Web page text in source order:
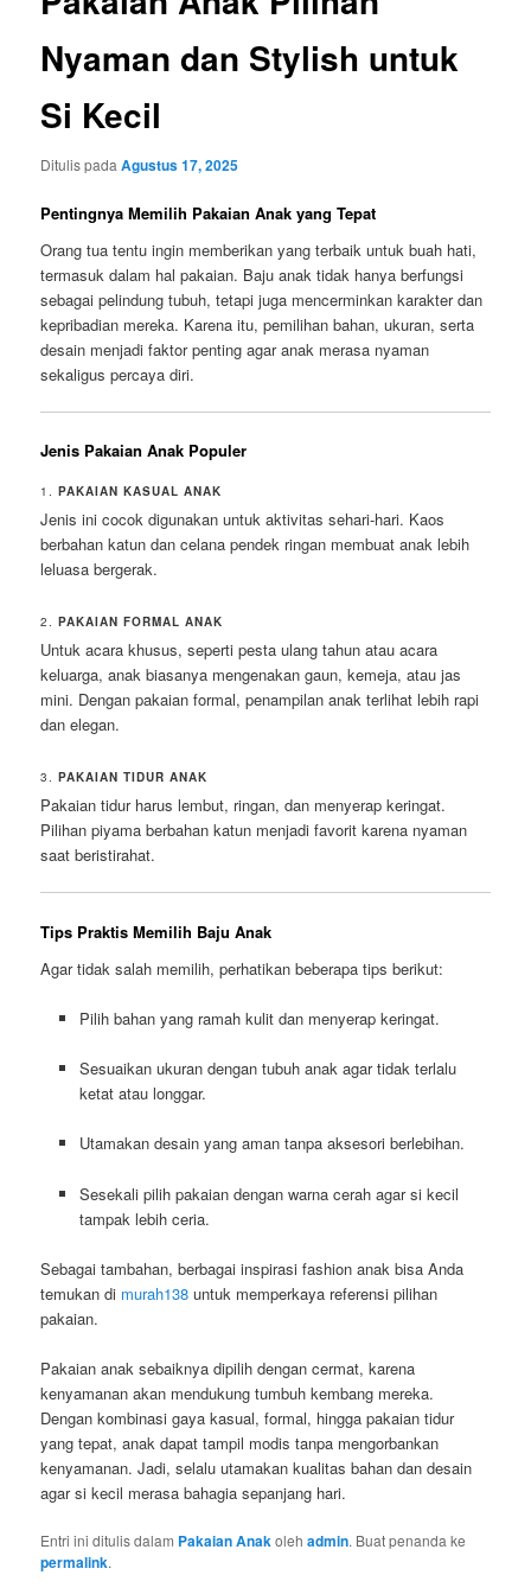
Nyaman dan Stylish untuk
Si Kecil
Ditulis padaAgustus 17, 2025
Pentingnya Memilih Pakaian Anak yang Tepat
Orang tua tentu ingin memberikan yang terbaik untuk buah hati,
termasuk dalam hal pakaian. Baju anak tidak hanya berfungsi
sebagai pelindung tubuh, tetapi juga mencerminkan karakter dan
kepribadian mereka. Karena itu, pemilihan bahan, ukuran, serta
desain menjadi faktor penting agar anak merasa nyaman
sekaligus percaya diri.
Jenis Pakaian Anak Populer
1.PAKAIAN KASUAL ANAK
Jenis ini cocok digunakan untuk aktivitas sehari-hari. Kaos
berbahan katun dan celana pendek ringan membuat anak lebih
leluasa bergerak.
2.PAKAIAN FORMAL ANAK
Untuk acara khusus, seperti pesta ulang tahun atau acara
keluarga, anak biasanya mengenakan gaun, kemeja, atau jas
mini. Dengan pakaian formal, penampilan anak terlihat lebih rapi
dan elegan.
3.PAKAIAN TIDUR ANAK
Pakaian tidur harus lembut, ringan, dan menyerap keringat.
Pilihan piyama berbahan katun menjadi favorit karena nyaman
saat beristirahat.
Tips Praktis Memilih Baju Anak
Agar tidak salah memilih, perhatikan beberapa tips berikut:
Pilih bahan yang ramah kulit dan menyerap keringat.
Sesuaikan ukuran dengan tubuh anak agar tidak terlalu
ketat atau longgar.
Utamakan desain yang aman tanpa aksesori berlebihan.
Sesekali pilih pakaian dengan warna cerah agar si kecil
tampak lebih ceria.
Sebagai tambahan, berbagai inspirasi fashion anak bisa Anda
temukan di murah138 untuk memperkaya referensi pilihan
pakaian.
Pakaian anak sebaiknya dipilih dengan cermat, karena
kenyamanan akan mendukung tumbuh kembang mereka.
Dengan kombinasi gaya kasual, formal, hingga pakaian tidur
yang tepat, anak dapat tampil modis tanpa mengorbankan
kenyamanan. Jadi, selalu utamakan kualitas bahan dan desain
agar si kecil merasa bahagia sepanjang hari.
Entri ini ditulis dalam Pakaian Anakolehadmin. Buat penanda ke
permalink.